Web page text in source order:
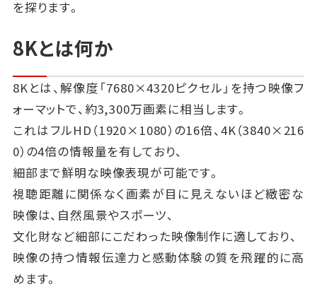
を探ります。
8Kとは何か
8Kとは、解像度「7680×4320ピクセル」を持つ映像フ
ォーマットで、約3,300万画素に相当します。
これはフルHD（1920×1080）の16倍、4K（3840×216
0）の4倍の情報量を有しており、
細部まで鮮明な映像表現が可能です。
視聴距離に関係なく画素が目に見えないほど緻密な
映像は、自然風景やスポーツ、
文化財など細部にこだわった映像制作に適しており、
映像の持つ情報伝達力と感動体験の質を飛躍的に高
めます。